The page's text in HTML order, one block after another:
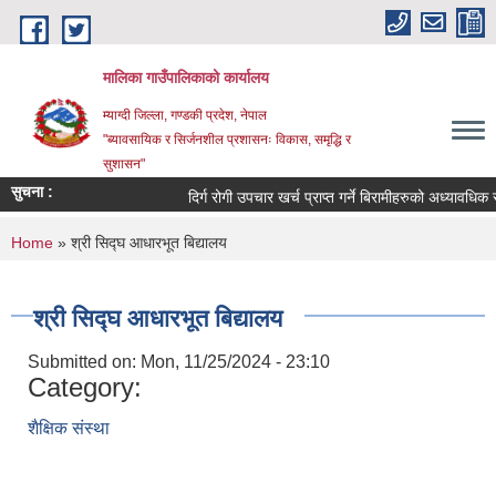
Skip to main content
मालिका गाउँपालिकाको कार्यालय
म्याग्दी जिल्ला, गण्डकी प्रदेश, नेपाल
"ब्यावसायिक र सिर्जनशील प्रशासनः विकास, समृद्धि र
सुशासन"
सुचना : दिर्ग रोगी उपचार खर्च प्राप्त गर्ने बिरामीहरुको अध्यावधिक
You are here
Home » श्री सिद्घ आधारभूत बिद्यालय
श्री सिद्घ आधारभूत बिद्यालय
Submitted on: Mon, 11/25/2024 - 23:10
Category:
शैक्षिक संस्था